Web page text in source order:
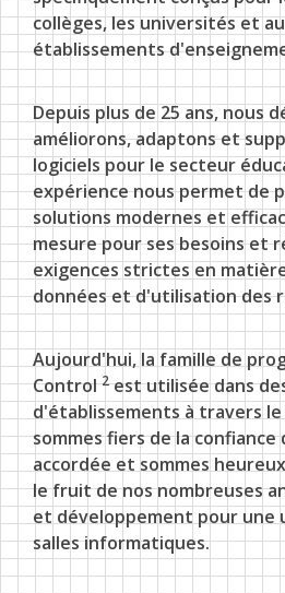
SUPPORT
PANNEAU CLIENT
collèges, les universités et
établissements
Depuis plus de 25 ans, nous
améliorons, adaptons et
logiciels pour le secteur
expérience nous permet de
solutions modernes et
mesure pour ses besoins et
exigences strictes en
données et d'utilisation des
Aujourd'hui, la famille de
Control2est utilisée dans
d'établissements à travers le
sommes fiers de la confiance
accordée et sommes
le fruit de nos nombreuses
et développement pour une
salles informatiques.